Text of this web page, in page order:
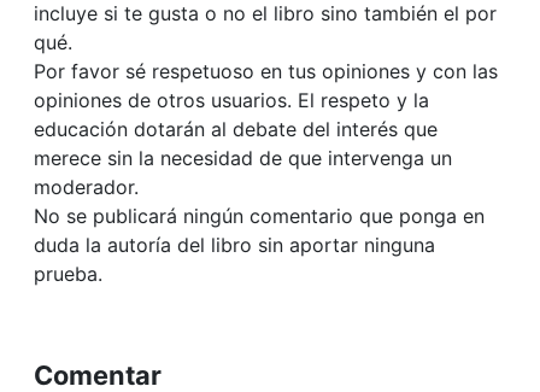
incluye si te gusta o no el libro sino también el por
qué.
Por favor sé respetuoso en tus opiniones y con las
opiniones de otros usuarios. El respeto y la
educación dotarán al debate del interés que
merece sin la necesidad de que intervenga un
moderador.
No se publicará ningún comentario que ponga en
duda la autoría del libro sin aportar ninguna
prueba.
Comentar